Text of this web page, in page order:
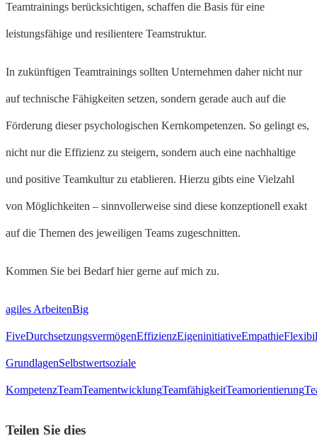
Teamtrainings berücksichtigen, schaffen die Basis für eine
leistungsfähige und resilientere Teamstruktur.
In zukünftigen Teamtrainings sollten Unternehmen daher nicht nur
auf technische Fähigkeiten setzen, sondern gerade auch auf die
Förderung dieser psychologischen Kernkompetenzen. So gelingt es,
nicht nur die Effizienz zu steigern, sondern auch eine nachhaltige
und positive Teamkultur zu etablieren. Hierzu gibts eine Vielzahl
von Möglichkeiten – sinnvollerweise sind diese konzeptionell exakt
auf die Themen des jeweiligen Teams zugeschnitten.
Kommen Sie bei Bedarf hier gerne auf mich zu.
agiles ArbeitenBig
FiveDurchsetzungsvermögenEffizienzEigeninitiativeEmpathie
GrundlagenSelbstwertsoziale
KompetenzTeamTeamentwicklungTeamfähigkeitTeamorientierung
Teilen Sie dies